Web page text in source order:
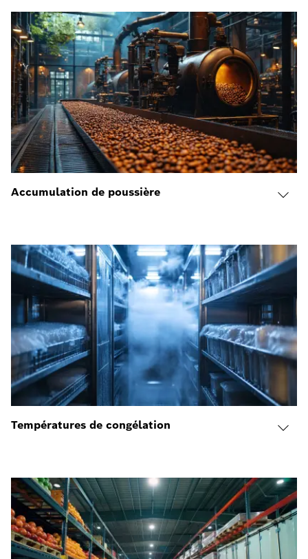
Accumulation de poussière
Températures de congélation